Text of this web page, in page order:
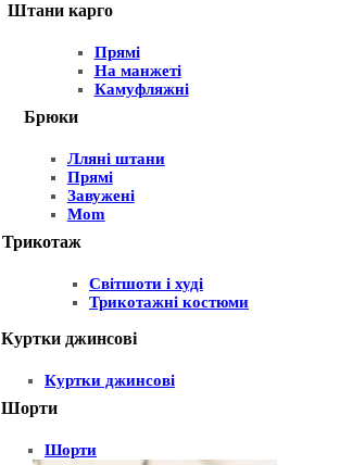
Штани карго
Прямі
На манжеті
Камуфляжні
Брюки
Лляні штани
Прямі
Завужені
Mom
Трикотаж
Світшоти і худі
Трикотажні костюми
Куртки джинсові
Куртки джинсові
Шорти
Шорти